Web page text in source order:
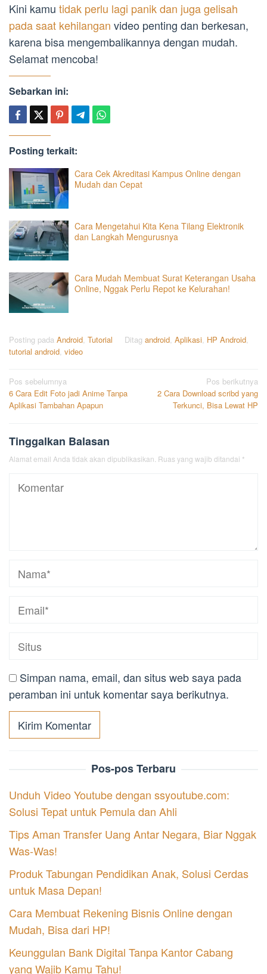
Kini kamu tidak perlu lagi panik dan juga gelisah
pada saat kehilangan video penting dan berkesan,
karena bisa mengembalikannya dengan mudah.
Selamat mencoba!
Sebarkan ini:
Posting terkait:
Cara Cek Akreditasi Kampus Online dengan
Mudah dan Cepat
Cara Mengetahui Kita Kena Tilang Elektronik
dan Langkah Mengurusnya
Cara Mudah Membuat Surat Keterangan Usaha
Online, Nggak Perlu Repot ke Kelurahan!
Posting pada Android Tutorial Ditag android Aplikasi HP Android
tutorial android video
Navigasi
pos
Pos sebelumnya
6 Cara Edit Foto jadi Anime Tanpa
Aplikasi Tambahan Apapun
Pos berikutnya
2 Cara Download scribd yang
Terkunci, Bisa Lewat HP
Tinggalkan Balasan
Alamat email Anda tidak akan dipublikasikan. Ruas yang wajib ditandai *
Simpan nama, email, dan situs web saya pada
peramban ini untuk komentar saya berikutnya.
Pos-pos Terbaru
Unduh Video Youtube dengan ssyoutube.com:
Solusi Tepat untuk Pemula dan Ahli
Tips Aman Transfer Uang Antar Negara, Biar Nggak
Was-Was!
Produk Tabungan Pendidikan Anak, Solusi Cerdas
untuk Masa Depan!
Cara Membuat Rekening Bisnis Online dengan
Mudah, Bisa dari HP!
Keunggulan Bank Digital Tanpa Kantor Cabang
yang Wajib Kamu Tahu!